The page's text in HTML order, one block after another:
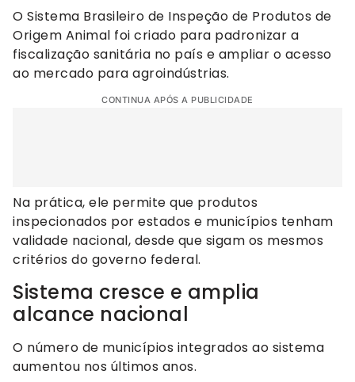
O Sistema Brasileiro de Inspeção de Produtos de
Origem Animal foi criado para padronizar a
fiscalização sanitária no país e ampliar o acesso
ao mercado para agroindústrias.
CONTINUA APÓS A PUBLICIDADE
Na prática, ele permite que produtos
inspecionados por estados e municípios tenham
validade nacional, desde que sigam os mesmos
critérios do governo federal.
Sistema cresce e amplia
alcance nacional
O número de municípios integrados ao sistema
aumentou nos últimos anos.